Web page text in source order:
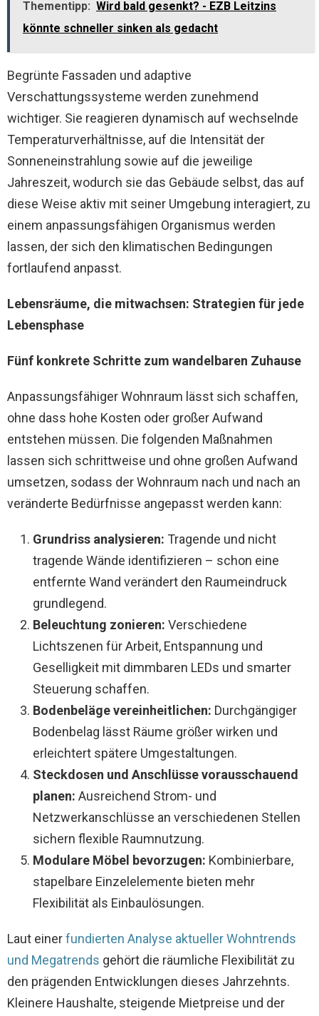
Thementipp: Wird bald gesenkt? - EZB Leitzins
könnte schneller sinken als gedacht
Begrünte Fassaden und adaptive
Verschattungssysteme werden zunehmend
wichtiger. Sie reagieren dynamisch auf wechselnde
Temperaturverhältnisse, auf die Intensität der
Sonneneinstrahlung sowie auf die jeweilige
Jahreszeit, wodurch sie das Gebäude selbst, das auf
diese Weise aktiv mit seiner Umgebung interagiert, zu
einem anpassungsfähigen Organismus werden
lassen, der sich den klimatischen Bedingungen
fortlaufend anpasst.
Lebensräume, die mitwachsen: Strategien für jede
Lebensphase
Fünf konkrete Schritte zum wandelbaren Zuhause
Anpassungsfähiger Wohnraum lässt sich schaffen,
ohne dass hohe Kosten oder großer Aufwand
entstehen müssen. Die folgenden Maßnahmen
lassen sich schrittweise und ohne großen Aufwand
umsetzen, sodass der Wohnraum nach und nach an
veränderte Bedürfnisse angepasst werden kann:
Grundriss analysieren: Tragende und nicht
tragende Wände identifizieren – schon eine
entfernte Wand verändert den Raumeindruck
grundlegend.
Beleuchtung zonieren: Verschiedene
Lichtszenen für Arbeit, Entspannung und
Geselligkeit mit dimmbaren LEDs und smarter
Steuerung schaffen.
Bodenbeläge vereinheitlichen: Durchgängiger
Bodenbelag lässt Räume größer wirken und
erleichtert spätere Umgestaltungen.
Steckdosen und Anschlüsse vorausschauend
planen: Ausreichend Strom- und
Netzwerkanschlüsse an verschiedenen Stellen
sichern flexible Raumnutzung.
Modulare Möbel bevorzugen: Kombinierbare,
stapelbare Einzelelemente bieten mehr
Flexibilität als Einbaulösungen.
Laut einerfundierten Analyse aktueller Wohntrends
und Megatrends gehört die räumliche Flexibilität zu
den prägenden Entwicklungen dieses Jahrzehnts.
Kleinere Haushalte, steigende Mietpreise und der